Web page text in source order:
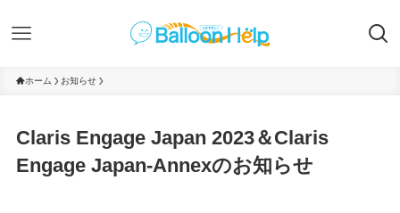
ホーム お知らせ
Claris Engage Japan 2023＆Claris
Engage Japan-Annexのお知らせ